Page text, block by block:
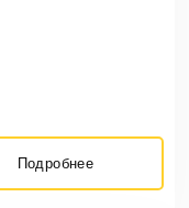
Подробнее